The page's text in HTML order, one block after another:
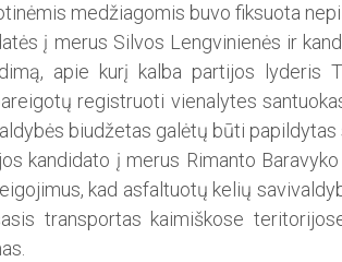
medžiagomis buvo fiksuota
į merus Silvos Lengvinienės ir
apie kurį kalba partijos lyderis
registruoti vienalytes
biudžetas galėtų būti papildytas
kandidato į merus Rimanto
kad asfaltuotų kelių
transportas kaimiškose